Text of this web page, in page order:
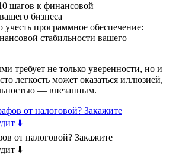
учесть программное обеспечение:
стабильности вашего
требует не только уверенности, но и
легкость может оказаться иллюзией,
— внезапным.
от налоговой? Закажите
⬇️